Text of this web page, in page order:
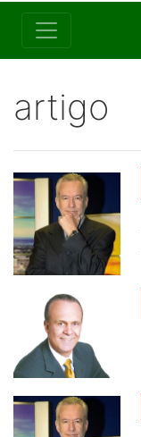
artigo